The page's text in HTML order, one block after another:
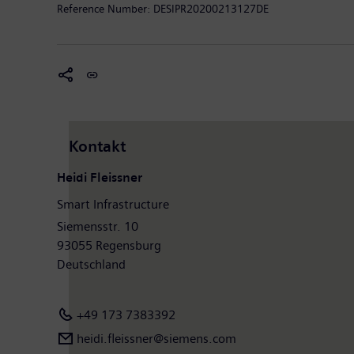
Reference Number: DESIPR20200213127DE
Kontakt
Heidi Fleissner
Smart Infrastructure
Siemensstr. 10
93055 Regensburg
Deutschland
+49 173 7383392
heidi.fleissner@siemens.com